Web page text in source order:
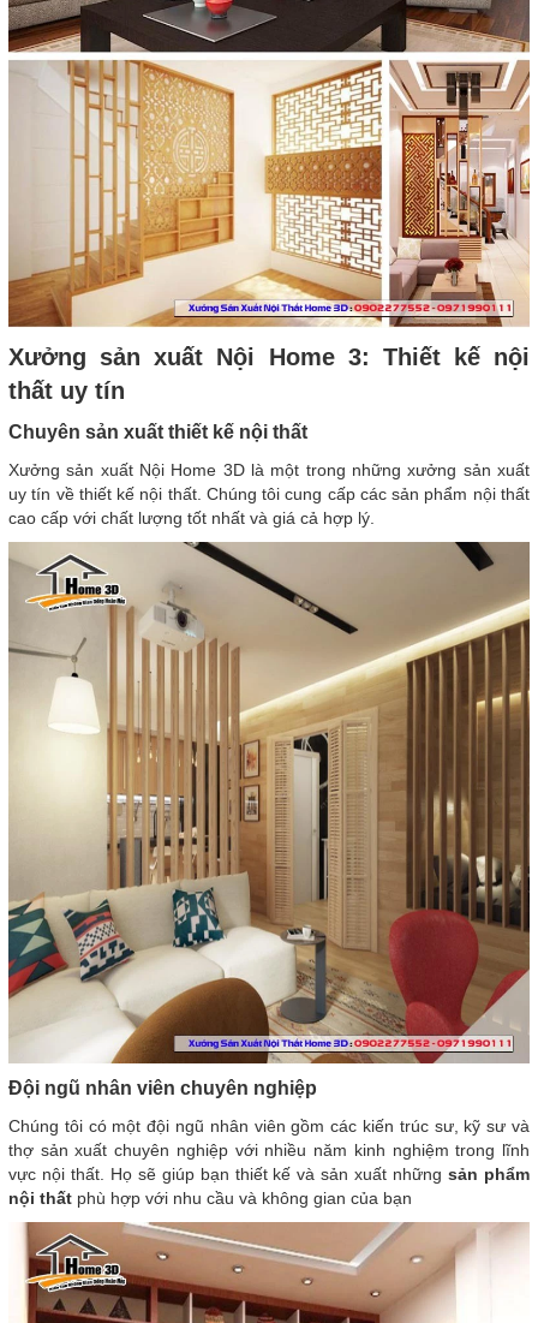
Xưởng sản xuất Nội Home 3: Thiết kế nội
thất uy tín
Chuyên sản xuất thiết kế nội thất
Xưởng sản xuất Nội Home 3D là một trong những xưởng sản xuất
uy tín về thiết kế nội thất. Chúng tôi cung cấp các sản phẩm nội thất
cao cấp với chất lượng tốt nhất và giá cả hợp lý.
Đội ngũ nhân viên chuyên nghiệp
Chúng tôi có một đội ngũ nhân viên gồm các kiến trúc sư, kỹ sư và
thợ sản xuất chuyên nghiệp với nhiều năm kinh nghiệm trong lĩnh
vực nội thất. Họ sẽ giúp bạn thiết kế và sản xuất nhữngsản phẩm
nội thất phù hợp với nhu cầu và không gian của bạn